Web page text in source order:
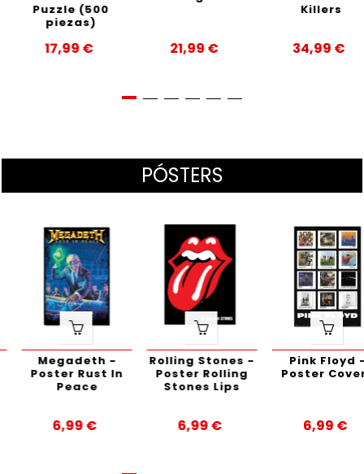
Puzzle (500
piezas)
Precio
17,99 € Precio
21,99 €
Killers
Precio
34,99 €
PÓSTERS
Megadeth -
Poster Rust In
Peace
Precio
6,99 €
Rolling Stones -
Poster Rolling
Stones Lips
Precio
6,99 €
Pink Floyd -
Poster Covers
Precio
6,99 €